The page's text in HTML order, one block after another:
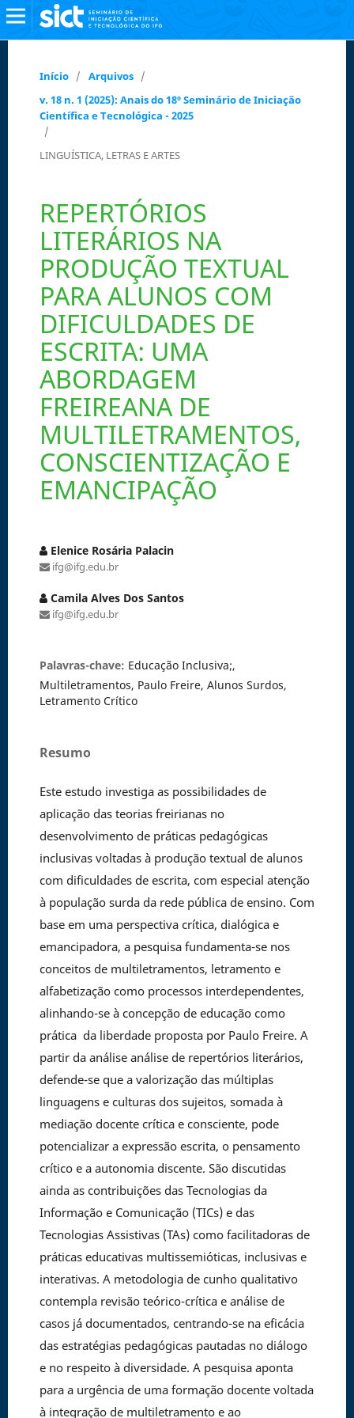
Início / Arquivos /
v. 18 n. 1 (2025): Anais do 18º Seminário de Iniciação
Científica e Tecnológica - 2025
/
LINGUÍSTICA, LETRAS E ARTES
REPERTÓRIOS
LITERÁRIOS NA
PRODUÇÃO TEXTUAL
PARA ALUNOS COM
DIFICULDADES DE
ESCRITA: UMA
ABORDAGEM
FREIREANA DE
MULTILETRAMENTOS,
CONSCIENTIZAÇÃO E
EMANCIPAÇÃO
Elenice Rosária Palacin
ifg@ifg.edu.br
Camila Alves Dos Santos
ifg@ifg.edu.br
Palavras-chave: Educação Inclusiva;,
Multiletramentos, Paulo Freire, Alunos Surdos,
Letramento Crítico
Resumo
Este estudo investiga as possibilidades de
aplicação das teorias freirianas no
desenvolvimento de práticas pedagógicas
inclusivas voltadas à produção textual de alunos
com dificuldades de escrita, com especial atenção
à população surda da rede pública de ensino. Com
base em uma perspectiva crítica, dialógica e
emancipadora, a pesquisa fundamenta-se nos
conceitos de multiletramentos, letramento e
alfabetização como processos interdependentes,
alinhando-se à concepção de educação como
prática da liberdade proposta por Paulo Freire. A
partir da análise análise de repertórios literários,
defende-se que a valorização das múltiplas
linguagens e culturas dos sujeitos, somada à
mediação docente crítica e consciente, pode
potencializar a expressão escrita, o pensamento
crítico e a autonomia discente. São discutidas
ainda as contribuições das Tecnologias da
Informação e Comunicação (TICs) e das
Tecnologias Assistivas (TAs) como facilitadoras de
práticas educativas multissemióticas, inclusivas e
interativas. A metodologia de cunho qualitativo
contempla revisão teórico-crítica e análise de
casos já documentados, centrando-se na eficácia
das estratégias pedagógicas pautadas no diálogo
e no respeito à diversidade. A pesquisa aponta
para a urgência de uma formação docente voltada
à integração de multiletramento e ao